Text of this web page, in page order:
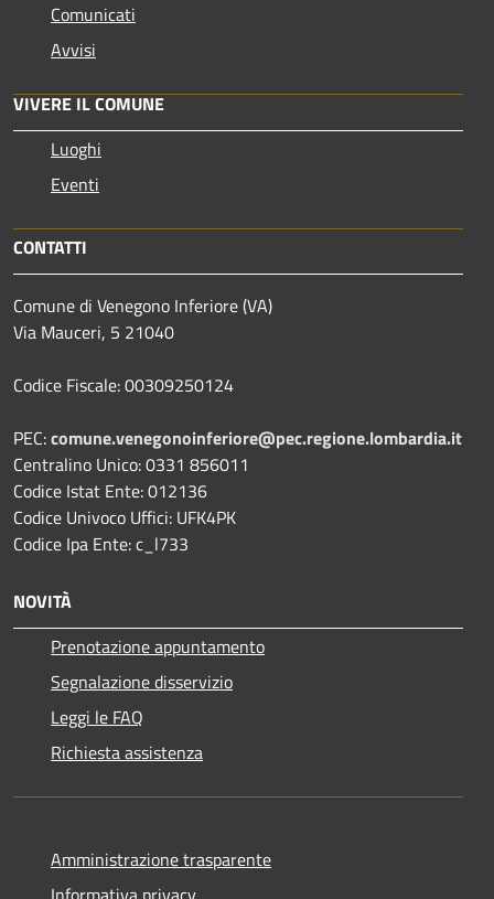
Comunicati
Avvisi
VIVERE IL COMUNE
Luoghi
Eventi
CONTATTI
Comune di Venegono Inferiore (VA)
Via Mauceri, 5 21040
Codice Fiscale: 00309250124
PEC:comune.venegonoinferiore@pec.regione.lombardia.it
Centralino Unico: 0331 856011
Codice Istat Ente: 012136
Codice Univoco Uffici: UFK4PK
Codice Ipa Ente: c_l733
NOVITÀ
Prenotazione appuntamento
Segnalazione disservizio
Leggi le FAQ
Richiesta assistenza
Amministrazione trasparente